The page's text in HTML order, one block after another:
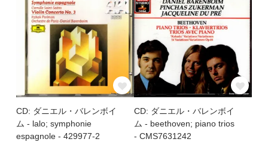
CD: ダニエル・バレンボイ
ム - lalo; symphonie
espagnole - 429977-2
CD: ダニエル・バレンボイ
ム - beethoven; piano trios
- CMS7631242